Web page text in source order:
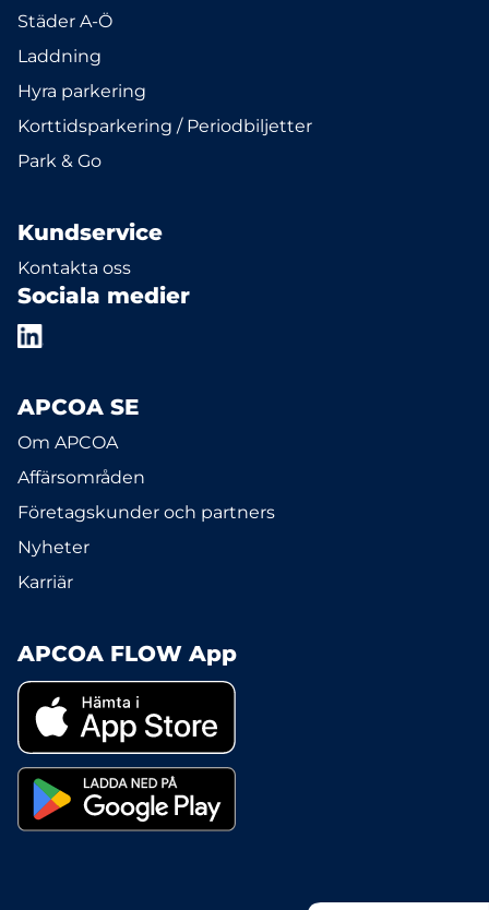
Städer A-Ö
Laddning
Hyra parkering
Korttidsparkering / Periodbiljetter
Park & Go
Kundservice
Kontakta oss
Sociala medier
APCOA SE
Om APCOA
Affärsområden
Företagskunder och partners
Nyheter
Karriär
APCOA FLOW App